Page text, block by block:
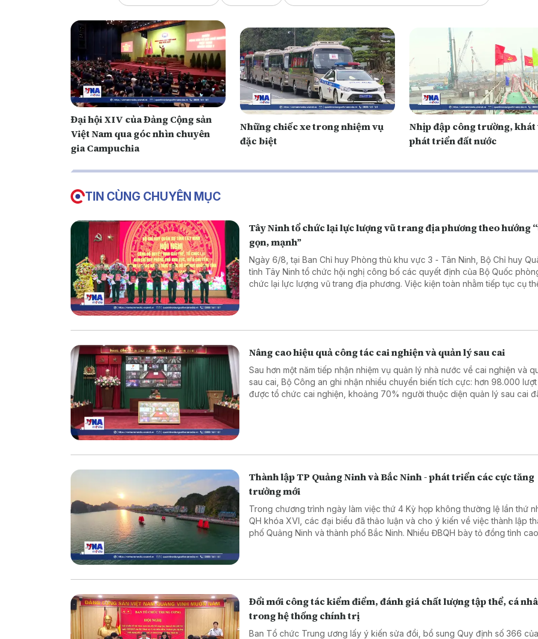
Đại hội XIV của Đảng Cộng sản
Việt Nam qua góc nhìn chuyên
gia Campuchia
Những chiếc xe trong nhiệm vụ
đặc biệt
Nhịp đập công trường, khát
phát triển đất nước
TIN CÙNG CHUYÊN MỤC
Tây Ninh tổ chức lại lực lượng vũ trang địa phương theo hướng
gọn, mạnh”
Ngày 6/8, tại Ban Chỉ huy Phòng thủ khu vực 3 - Tân Ninh, Bộ Chỉ huy
tỉnh Tây Ninh tổ chức hội nghị công bố các quyết định của Bộ Quốc
chức lại lực lượng vũ trang địa phương. Việc kiện toàn nhằm tiếp tục cụ
Nâng cao hiệu quả công tác cai nghiện và quản lý sau cai
Sau hơn một năm tiếp nhận nhiệm vụ quản lý nhà nước về cai nghiện và
sau cai, Bộ Công an ghi nhận nhiều chuyển biến tích cực: hơn 98.000
được tổ chức cai nghiện, khoảng 70% người thuộc diện quản lý sau cai
Thành lập TP Quảng Ninh và Bắc Ninh - phát triển các cực tăng
trưởng mới
Trong chương trình ngày làm việc thứ 4 Kỳ họp không thường lệ lần thứ
QH khóa XVI, các đại biểu đã thảo luận và cho ý kiến về việc thành lập
phố Quảng Ninh và thành phố Bắc Ninh. Nhiều ĐBQH bày tỏ đồng tình
Đổi mới công tác kiểm điểm, đánh giá chất lượng tập thể, cá
trong hệ thống chính trị
Ban Tổ chức Trung ương lấy ý kiến sửa đổi, bổ sung Quy định số 366